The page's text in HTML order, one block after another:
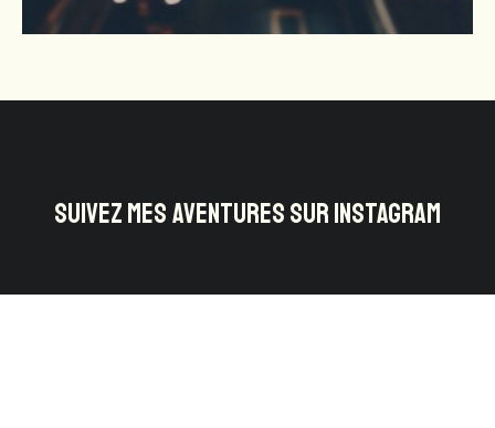
SUIVEZ MES AVENTURES SUR INSTAGRAM